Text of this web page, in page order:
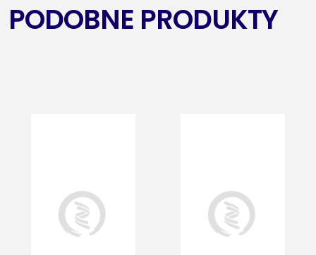
PODOBNE PRODUKTY